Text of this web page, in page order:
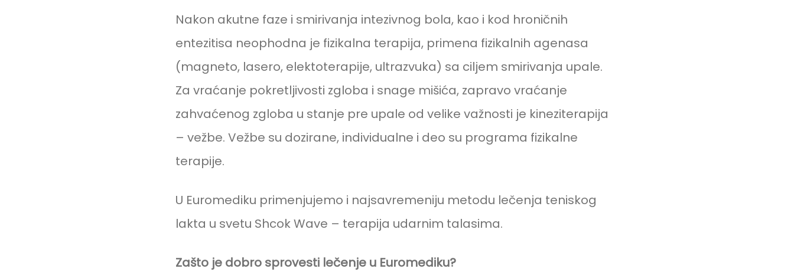
Nakon akutne faze i smirivanja intezivnog bola, kao i kod hroničnih
entezitisa neophodna je fizikalna terapija, primena fizikalnih agenasa
(magneto, lasero, elektoterapije, ultrazvuka) sa ciljem smirivanja upale.
Za vraćanje pokretljivosti zgloba i snage mišića, zapravo vraćanje
zahvaćenog zgloba u stanje pre upale od velike važnosti je kineziterapija
– vežbe. Vežbe su dozirane, individualne i deo su programa fizikalne
terapije.
U Euromediku primenjujemo i najsavremeniju metodu lečenja teniskog
lakta u svetu Shcok Wave – terapija udarnim talasima.
Zašto je dobro sprovesti lečenje u Euromediku?